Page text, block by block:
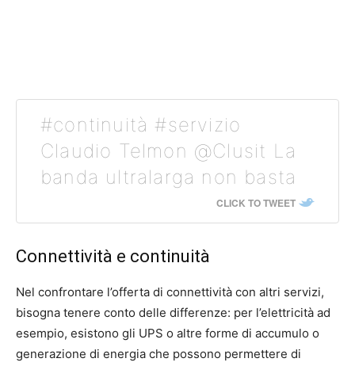
#continuità #servizio
Claudio Telmon @Clusit La
banda ultralarga non basta
CLICK TO TWEET
Connettività e continuità
Nel confrontare l’offerta di connettività con altri servizi,
bisogna tenere conto delle differenze: per l’elettricità ad
esempio, esistono gli UPS o altre forme di accumulo o
generazione di energia che possono permettere di